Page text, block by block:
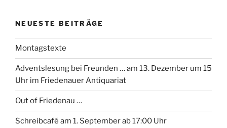
NEUESTE BEITRÄGE
Montagstexte
Adventslesung bei Freunden … am 13. Dezember um 15
Uhr im Friedenauer Antiquariat
Out of Friedenau …
Schreibcafé am 1. September ab 17:00 Uhr